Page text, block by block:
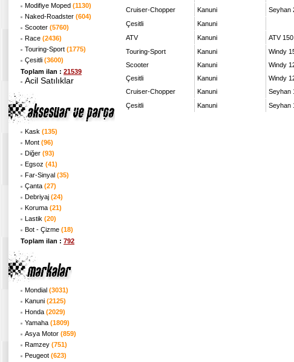
Modifiye Moped (1130)
Naked-Roadster (604)
Scooter (5760)
Race (2436)
Touring-Sport (1775)
Çesitli (3600)
Toplam ilan : 21539
Acil Satılıklar
Kask (135)
Mont (96)
Diğer (93)
Egsoz (41)
Far-Sinyal (35)
Çanta (27)
Debriyaj (24)
Koruma (21)
Lastik (20)
Bot - Çizme (18)
Toplam ilan : 792
Mondial (3031)
Kanuni (2125)
Honda (2029)
Yamaha (1809)
Asya Motor (859)
Ramzey (751)
Peugeot (623)
Cruiser-Chopper
Kanuni Seyhan
Çesitli
Kanuni
ATV
Kanuni ATV 150
Touring-Sport
Kanuni Windy
Scooter
Kanuni Windy
Çesitli
Kanuni Windy
Cruiser-Chopper
Kanuni Seyhan
Çesitli
Kanuni Seyhan